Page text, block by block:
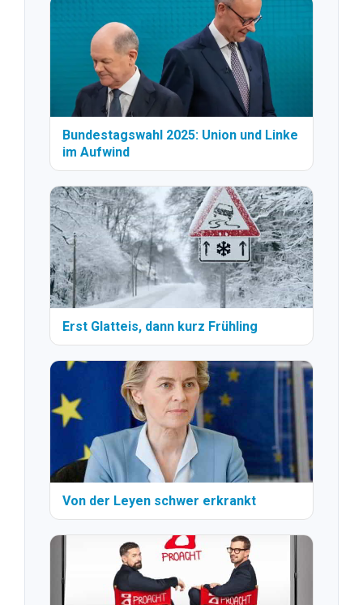
Bundestagswahl 2025: Union und Linke
im Aufwind
Erst Glatteis, dann kurz Frühling
Von der Leyen schwer erkrankt